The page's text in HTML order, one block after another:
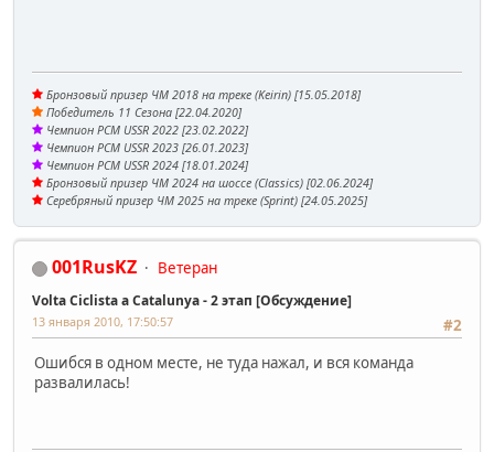
Бронзовый призер ЧМ 2018 на треке (Keirin) [15.05.2018]
Победитель 11 Сезона [22.04.2020]
Чемпион PCM USSR 2022 [23.02.2022]
Чемпион PCM USSR 2023 [26.01.2023]
Чемпион PCM USSR 2024 [18.01.2024]
Бронзовый призер ЧМ 2024 на шоссе (Classics) [02.06.2024]
Серебряный призер ЧМ 2025 на треке (Sprint) [24.05.2025]
001RusKZ Ветеран
Volta Ciclista a Catalunya - 2 этап [Обсуждение]
#2
13 января 2010, 17:50:57
Ошибся в одном месте, не туда нажал, и вся команда
развалилась!